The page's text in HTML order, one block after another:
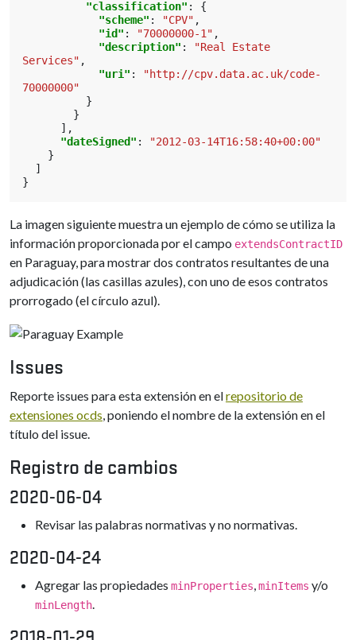
"classification" :
{
"scheme" : "CPV" ,
"id" : "70000000-1" ,
"description" :
"Real Estate
Services" ,
"uri" :
"http://cpv.data.ac.uk/code-
70000000"
}
}
],
"dateSigned" :
"2012-03-14T16:58:40+00:00"
}
]
}
La imagen siguiente muestra un ejemplo de cómo se utiliza la
información proporcionada por el campo extendsContractID
en Paraguay, para mostrar dos contratos resultantes de una
adjudicación (las casillas azules), con uno de esos contratos
prorrogado (el círculo azul).
Issues
Reporte issues para esta extensión en elrepositorio de
extensiones ocds, poniendo el nombre de la extensión en el
título del issue.
Registro de cambios
2020-06-04
Revisar las palabras normativas y no normativas.
2020-04-24
Agregar las propiedades minProperties,minItems y/o
minLength.